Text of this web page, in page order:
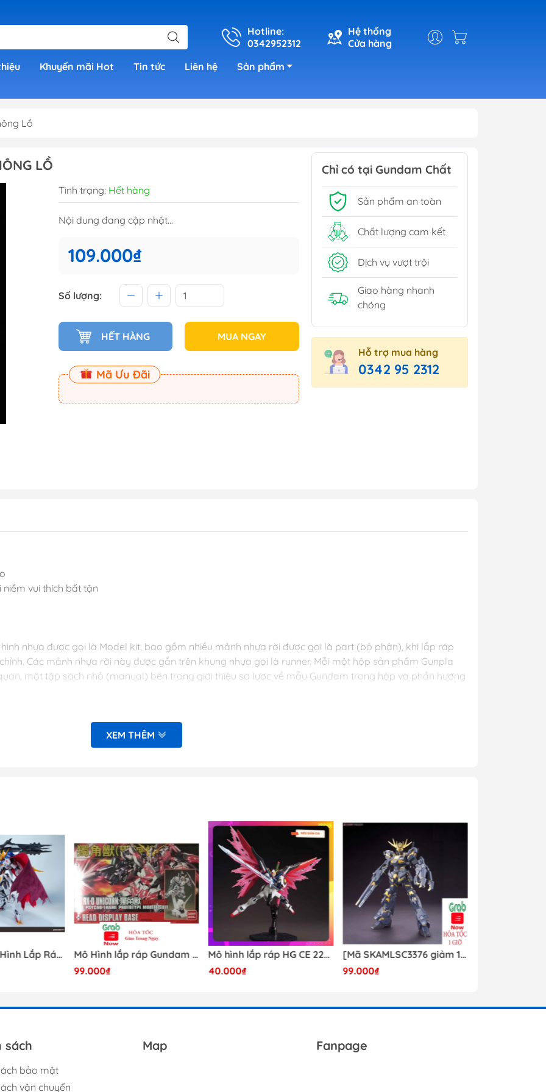
Hotline:
0342952312
Hệ thống
Cửa hàng
Khuyến mãi Hot Tin tức Liên hệ Sản phẩm
Phụ kiện Tamiya
Bút kẻ ( tô, bút lông, cọ)
Lồ
LỒ
Tình trạng: Hết hàng
Nội dung đang cập nhật...
109.000₫
Số lượng:
HẾT HÀNG MUA NGAY
Mã Ưu Đãi
Chỉ có tại Gundam Chất
Sản phẩm an toàn
Chất lượng cam kết
Dịch vụ vượt trội
Giao hàng nhanh
chóng
Hỗ trợ mua hàng
0342 95 2312
vui thích bất tận
nhựa được gọi là Model kit, bao gồm nhiều mảnh nhựa rời được gọi là part (bộ phận), khi lắp ráp
Các mảnh nhựa rời này được gắn trên khung nhựa gọi là runner. Mỗi một hộp sản phẩm Gunpla
một tập sách nhỏ (manual) bên trong giới thiệu sơ lược về mẫu Gundam trong hộp và phần hướng
KHI MUA HÀNG TRÁNH SẢN PHẨM HẾT HÀNG ĐỘT XUẤT
kềm, nhíp, nhám, dao trong sản phẩm của shop
kiểm tra trước khi lắp
trong quá trình vận chuyển, mong quý khách thông cảm
với shop để hỗ trợ xử lý
MẶT HÀNG KHÔNG CÓ SẴN
XEM THÊM
[Có Sẵn] Mô Hình Lắp Ráp 1/60 Barbatos Logar Wolf Remains Meavy Industries
Mô Hình lắp ráp Gundam HG RX-0 Unicorn Gundam Destroy Mode 100 Daban
99.000₫
Mô hình lắp ráp HG CE 224 Destiny Revive Daban [TẶNG WING EFFECT]
40.000₫
[Mã SKAMLSC3376 giảm 10% đơn 100K] Mô Hình lắp ráp Gundam HG Unicorn Gundam 02 Banshee (Destroy Mode) 134 Daban
99.000₫
sách
bảo mật
vận chuyển
Map Fanpage